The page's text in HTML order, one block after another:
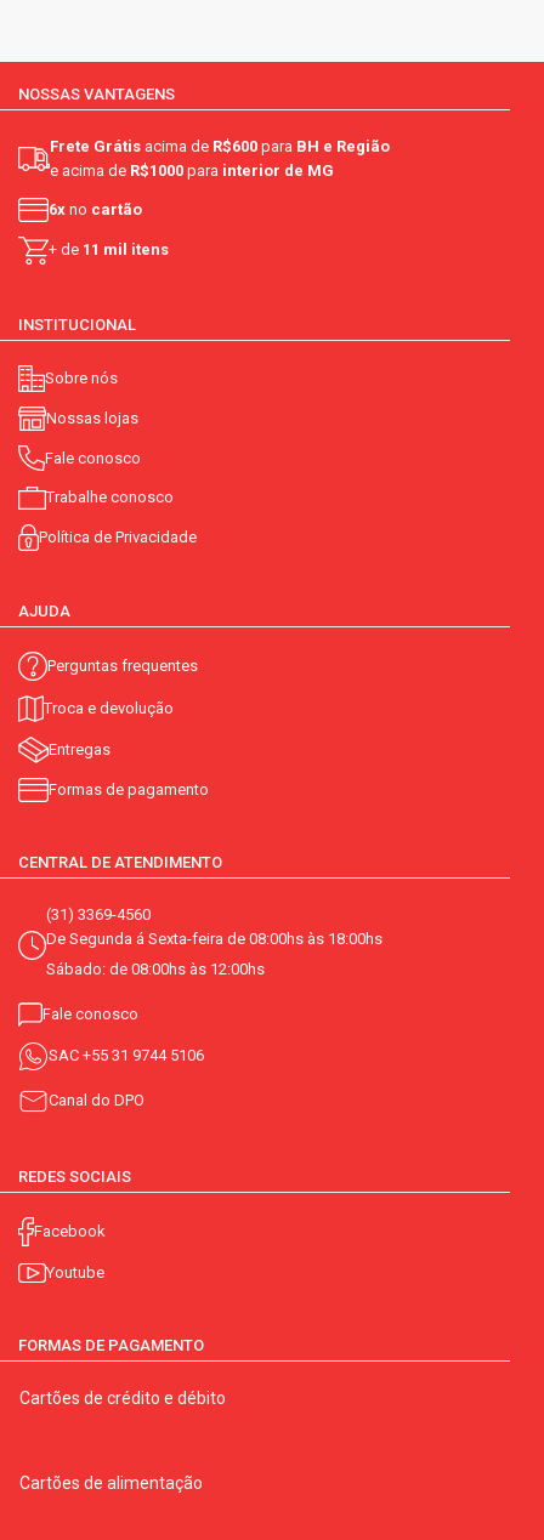
NOSSAS VANTAGENS
Frete Grátis acima de R$600 para BH e Região
e acima de R$1000 para interior de MG
6x no cartão
+ de 11 mil itens
INSTITUCIONAL
Sobre nós
Nossas lojas
Fale conosco
Trabalhe conosco
Política de Privacidade
AJUDA
Perguntas frequentes
Troca e devolução
Entregas
Formas de pagamento
CENTRAL DE ATENDIMENTO
(31) 3369-4560
De Segunda á Sexta-feira de 08:00hs às 18:00hs
Sábado: de 08:00hs às 12:00hs
Fale conosco
SAC +55 31 9744 5106
Canal do DPO
REDES SOCIAIS
Facebook
Youtube
FORMAS DE PAGAMENTO
Cartões de crédito e débito
Cartões de alimentação